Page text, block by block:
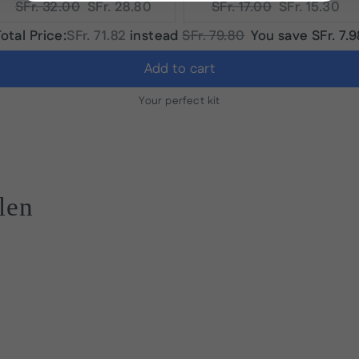
Original
price:
SFr. 32.00 Current
price:
SFr. 28.80
Original
price:
SFr. 17.00 Current
price:
SFr. 15.30
Price:Discounted
price
SFr. 71.82 insteadOriginal
price
SFr. 79.80 You save SFr.
Add to cart
Your perfect kit